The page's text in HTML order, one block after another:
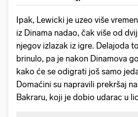
Ipak, Lewicki je uzeo više
iz Dinama nadao, čak više od
njegov izlazak iz igre. Delajoda
brinulo, pa je nakon Dinamova
kako će se odigrati još samo
Domaćini su napravili prekršaj
Bakraru, koji je dobio udarac u